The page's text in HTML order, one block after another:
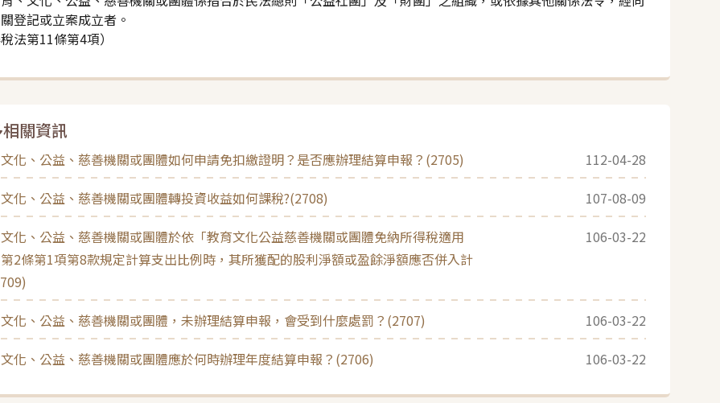
登記或立案成立者。
稅法第11條第4項）
關資訊
化、公益、慈善機關或團體如何申請免扣繳證明？是否應辦理結算申報？(2705)
112-04-28
化、公益、慈善機關或團體轉投資收益如何課稅?(2708)
107-08-09
化、公益、慈善機關或團體於依「教育文化公益慈善機關或團體免納所得稅適用
2條第1項第8款規定計算支出比例時，其所獲配的股利淨額或盈餘淨額應否併入計
106-03-22
化、公益、慈善機關或團體，未辦理結算申報，會受到什麼處罰？(2707)
106-03-22
化、公益、慈善機關或團體應於何時辦理年度結算申報？(2706)
106-03-22